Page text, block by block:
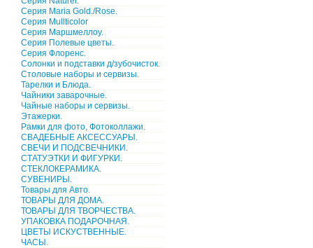
Серия Maria Gold./Rose.
Серия Mullticolor
Серия Маршмеллоу.
Серия Полевые цветы.
Серия Флоренс.
Солонки и подставки д/зубочисток.
Столовые наборы и сервизы.
Тарелки и Блюда.
Чайники заварочные.
Чайные наборы и сервизы.
Этажерки.
Рамки для фото, Фотоколлажи.
СВАДЕБНЫЕ АКСЕССУАРЫ.
СВЕЧИ И ПОДСВЕЧНИКИ.
СТАТУЭТКИ И ФИГУРКИ.
СТЕКЛОКЕРАМИКА.
СУВЕНИРЫ.
Товары для Авто.
ТОВАРЫ ДЛЯ ДОМА.
ТОВАРЫ ДЛЯ ТВОРЧЕСТВА.
УПАКОВКА ПОДАРОЧНАЯ.
ЦВЕТЫ ИСКУСТВЕННЫЕ.
ЧАСЫ.